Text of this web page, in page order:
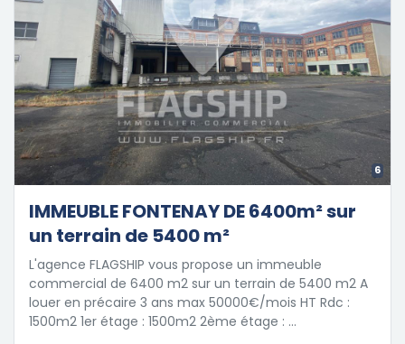
6
IMMEUBLE FONTENAY DE 6400m² sur
un terrain de 5400 m²
L'agence FLAGSHIP vous propose un immeuble
commercial de 6400 m2 sur un terrain de 5400 m2 A
louer en précaire 3 ans max 50000€/mois HT Rdc :
1500m2 1er étage : 1500m2 2ème étage : …